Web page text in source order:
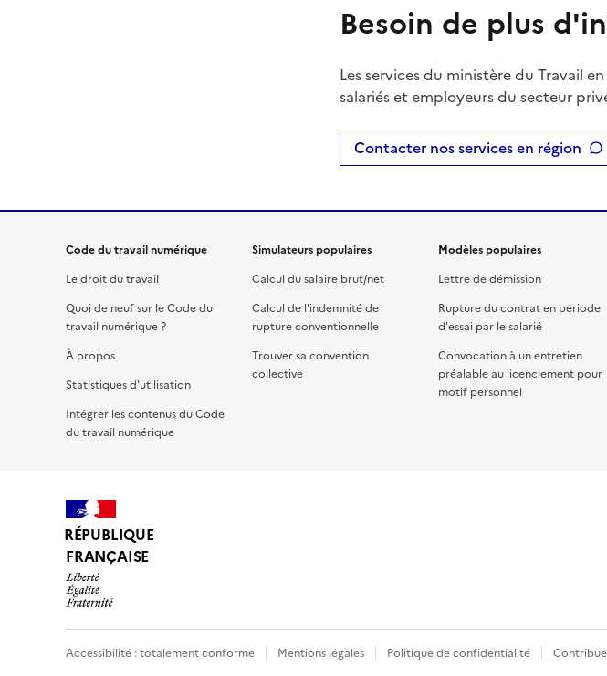
Besoin de plus
Les services du ministère du Travail
salariés et employeurs du secteur
Contacter nos services en région
Code du travail numérique
Le droit du travail
Quoi de neuf sur le Code du
travail numérique ?
À propos
Statistiques d'utilisation
Intégrer les contenus du Code
du travail numérique
Simulateurs populaires
Calcul du salaire brut/net
Calcul de l'indemnité de
rupture conventionnelle
Trouver sa convention
collective
Modèles populaires
Lettre de démission
Rupture du contrat en période
d'essai par le salarié
Convocation à un entretien
préalable au licenciement pour
motif personnel
RÉPUBLIQUE
FRANÇAISE
Accessibilité : totalement conforme Mentions légales Politique de confidentialité